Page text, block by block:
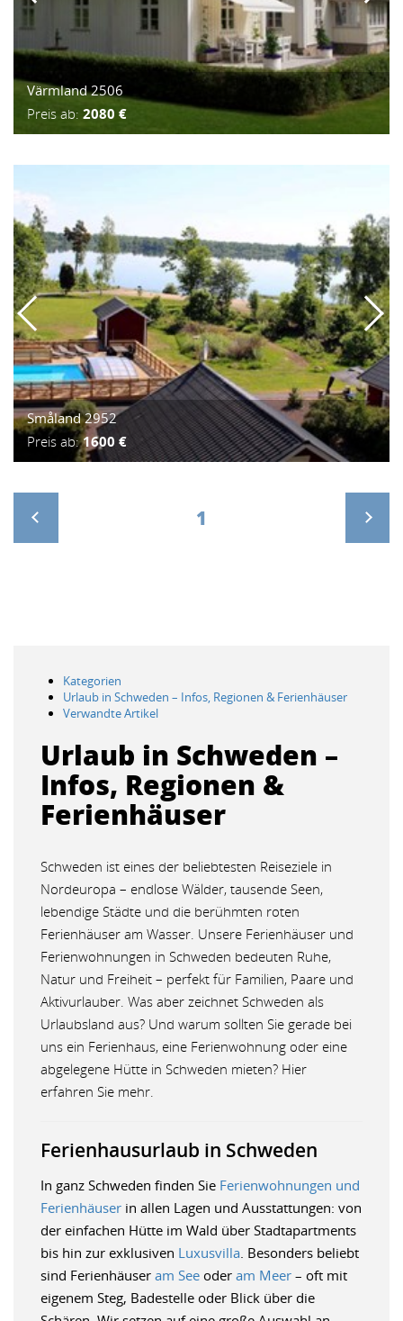
Värmland 2506
Preis ab: 2080 €
Småland 2952
Preis ab:1600 €
1
Kategorien
Urlaub in Schweden – Infos, Regionen & Ferienhäuser
Verwandte Artikel
Urlaub in Schweden –
Infos, Regionen &
Ferienhäuser
Schweden ist eines der beliebtesten Reiseziele in
Nordeuropa – endlose Wälder, tausende Seen,
lebendige Städte und die berühmten roten
Ferienhäuser am Wasser. Unsere Ferienhäuser und
Ferienwohnungen in Schweden bedeuten Ruhe,
Natur und Freiheit – perfekt für Familien, Paare und
Aktivurlauber. Was aber zeichnet Schweden als
Urlaubsland aus? Und warum sollten Sie gerade bei
uns ein Ferienhaus, eine Ferienwohnung oder eine
abgelegene Hütte in Schweden mieten? Hier
erfahren Sie mehr.
Ferienhausurlaub in Schweden
In ganz Schweden finden Sie Ferienwohnungen und
Ferienhäuser in allen Lagen und Ausstattungen: von
der einfachen Hütte im Wald über Stadtapartments
bis hin zur exklusiven Luxusvilla . Besonders beliebt
sind Ferienhäuser am See oder am Meer – oft mit
eigenem Steg, Badestelle oder Blick über die